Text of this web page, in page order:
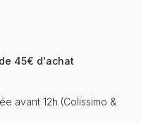
45€ d'achat
avant 12h (Colissimo &